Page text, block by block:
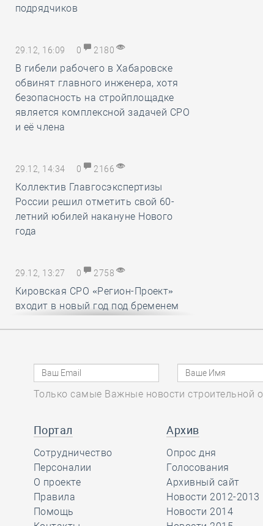
подрядчиков
29.12, 16:09 0 2180
В гибели рабочего в Хабаровске
обвинят главного инженера, хотя
безопасность на стройплощадке
является комплексной задачей СРО
и её члена
29.12, 14:34 0 2166
Коллектив Главгосэкспертизы
России решил отметить свой 60-
летний юбилей накануне Нового
года
29.12, 13:27 0 2758
Кировская СРО «Регион-Проект»
входит в новый год под бременем
29.12, 12:25 0 1718
В строительный полдень. Ввод
жилья в России впервые достиг
за год
29.12, 11:28 0
Ирек Файзуллин поблагодарил
Анвара Шамузафарова за участие
в подготовке и проведении II
Только самые Важные новости строительной
Портал
Сотрудничество
Персоналии
О проекте
Правила
Помощь
Архив
Опрос дня
Голосования
Архивный сайт
Новости 2012-2013
Новости 2014